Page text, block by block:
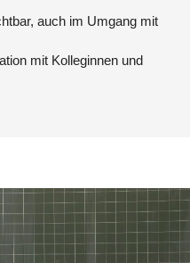
auch im Umgang mit
mit Kolleginnen und